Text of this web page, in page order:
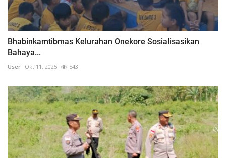
Bhabinkamtibmas Kelurahan Onekore Sosialisasikan
Bahaya...
User Okt 11, 2025 543